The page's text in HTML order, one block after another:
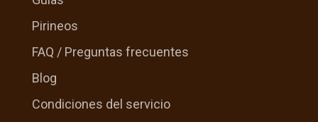
Pirineos
FAQ / Preguntas frecuentes
Blog
Condiciones del servicio